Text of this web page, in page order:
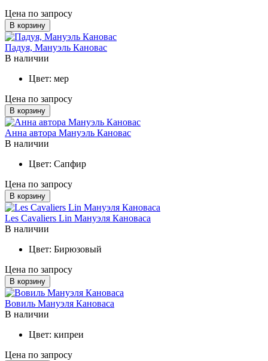
Цена по запросу
В корзину
Падуя, Мануэль Кановас
В наличии
Цвет: мер
Цена по запросу
В корзину
Анна автора Мануэль Кановас
В наличии
Цвет: Сапфир
Цена по запросу
В корзину
Les Cavaliers Lin Мануэля Кановаса
В наличии
Цвет: Бирюзовый
Цена по запросу
В корзину
Вовиль Мануэля Кановаса
В наличии
Цвет: кипреи
Цена по запросу